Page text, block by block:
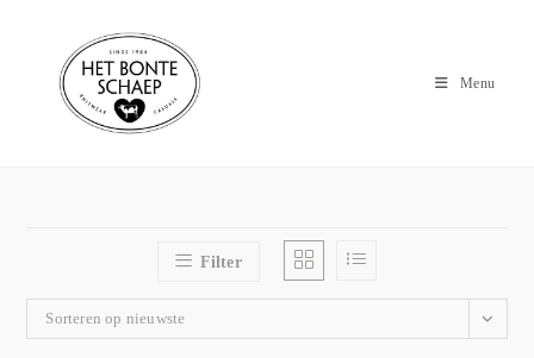
Menu
Filter
Sorteren op nieuwste